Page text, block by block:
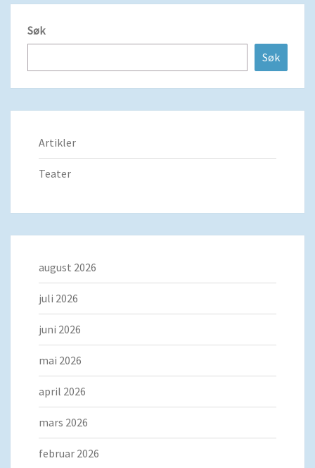
Søk
Søk
Artikler
Teater
august 2026
juli 2026
juni 2026
mai 2026
april 2026
mars 2026
februar 2026